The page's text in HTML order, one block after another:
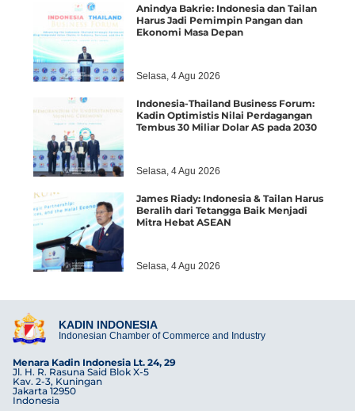
Anindya Bakrie: Indonesia dan Tailan
Harus Jadi Pemimpin Pangan dan
Ekonomi Masa Depan
Selasa, 4 Agu 2026
Indonesia-Thailand Business Forum:
Kadin Optimistis Nilai Perdagangan
Tembus 30 Miliar Dolar AS pada 2030
Selasa, 4 Agu 2026
James Riady: Indonesia & Tailan Harus
Beralih dari Tetangga Baik Menjadi
Mitra Hebat ASEAN
Selasa, 4 Agu 2026
KADIN INDONESIA
Indonesian Chamber of Commerce and Industry
Menara Kadin Indonesia Lt. 24, 29
Jl. H. R. Rasuna Said Blok X-5
Kav. 2-3, Kuningan
Jakarta 12950
Indonesia